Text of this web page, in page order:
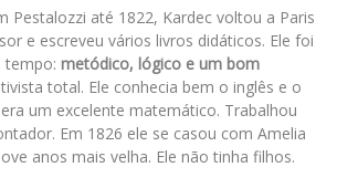
Pestalozzi até 1822, Kardec voltou a Paris
e escreveu vários livros didáticos. Ele foi
tempo: metódico, lógico e um bom
total. Ele conhecia bem o inglês e o
um excelente matemático. Trabalhou
Em 1826 ele se casou com Amelia
anos mais velha. Ele não tinha filhos.